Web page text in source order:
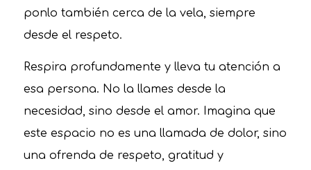
ponlo también cerca de la vela, siempre
desde el respeto.
Respira profundamente y lleva tu atención a
esa persona. No la llames desde la
necesidad, sino desde el amor. Imagina que
este espacio no es una llamada de dolor, sino
una ofrenda de respeto, gratitud y